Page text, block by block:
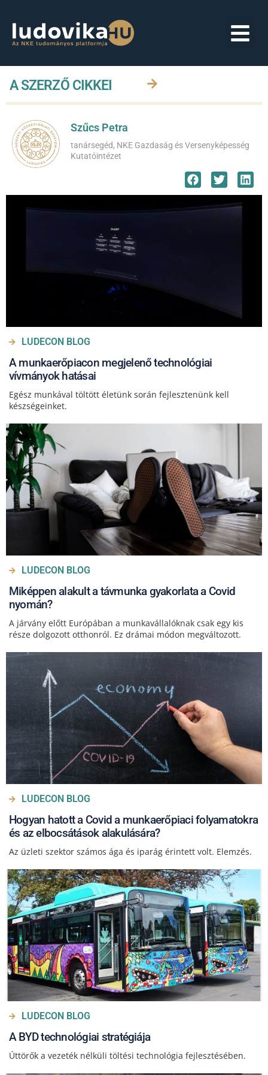
A SZERZŐ CIKKEI
Szűcs Petra
tanársegéd, NKE Gazdaság és Versenyképesség
Kutatóintézet
LUDECON BLOG
A munkaerőpiacon megjelenő technológiai
vívmányok hatásai
Egész munkával töltött életünk során fejlesztenünk kell
készségeinket.
LUDECON BLOG
Miképpen alakult a távmunka gyakorlata a Covid
nyomán?
A járvány előtt Európában a munkavállalóknak csak egy kis
része dolgozott otthonról. Ez drámai módon megváltozott.
LUDECON BLOG
Hogyan hatott a Covid a munkaerőpiaci folyamatokra
és az elbocsátások alakulására?
Az üzleti szektor számos ága és iparág érintett volt. Elemzés.
LUDECON BLOG
A BYD technológiai stratégiája
Úttörők a vezeték nélküli töltési technológia fejlesztésében.